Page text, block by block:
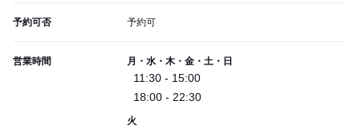
予約可否 予約可
営業時間 月・水・木・金・土・日
11:30 - 15:00
18:00 - 22:30
火